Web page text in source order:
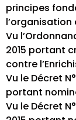
principes
Vu
2015 portant
contre
Vu le Décret
portant
Vu le Décret